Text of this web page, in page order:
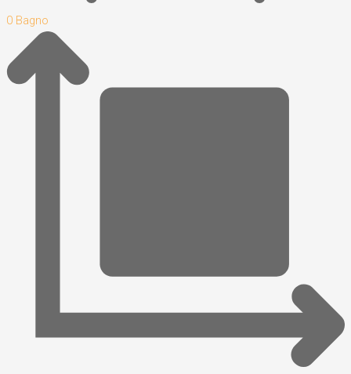
0 Bagno